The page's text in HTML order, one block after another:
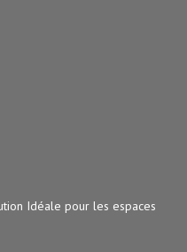
Idéale pour les espaces